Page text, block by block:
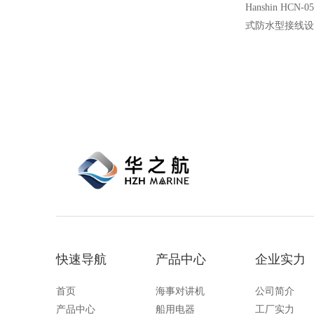
Hanshin HCN-
式防水型接线
快速导航
首页
产品中心
产品中心
海事对讲机
船用电器
企业实力
公司简介
工厂实力